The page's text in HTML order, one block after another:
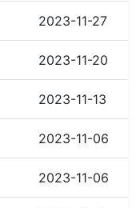
2023-11-27
2023-11-20
2023-11-13
2023-11-06
2023-11-06